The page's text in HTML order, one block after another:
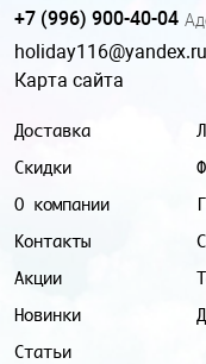
Доставка
Скидки
О компании
Контакты
Акции
Новинки
Статьи
+7 (996) 900-40-04
holiday116@yandex.ru
Карта сайта